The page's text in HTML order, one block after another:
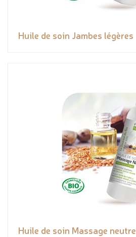
Huile de soin Jambes légères
Huile de soin Massage neutre